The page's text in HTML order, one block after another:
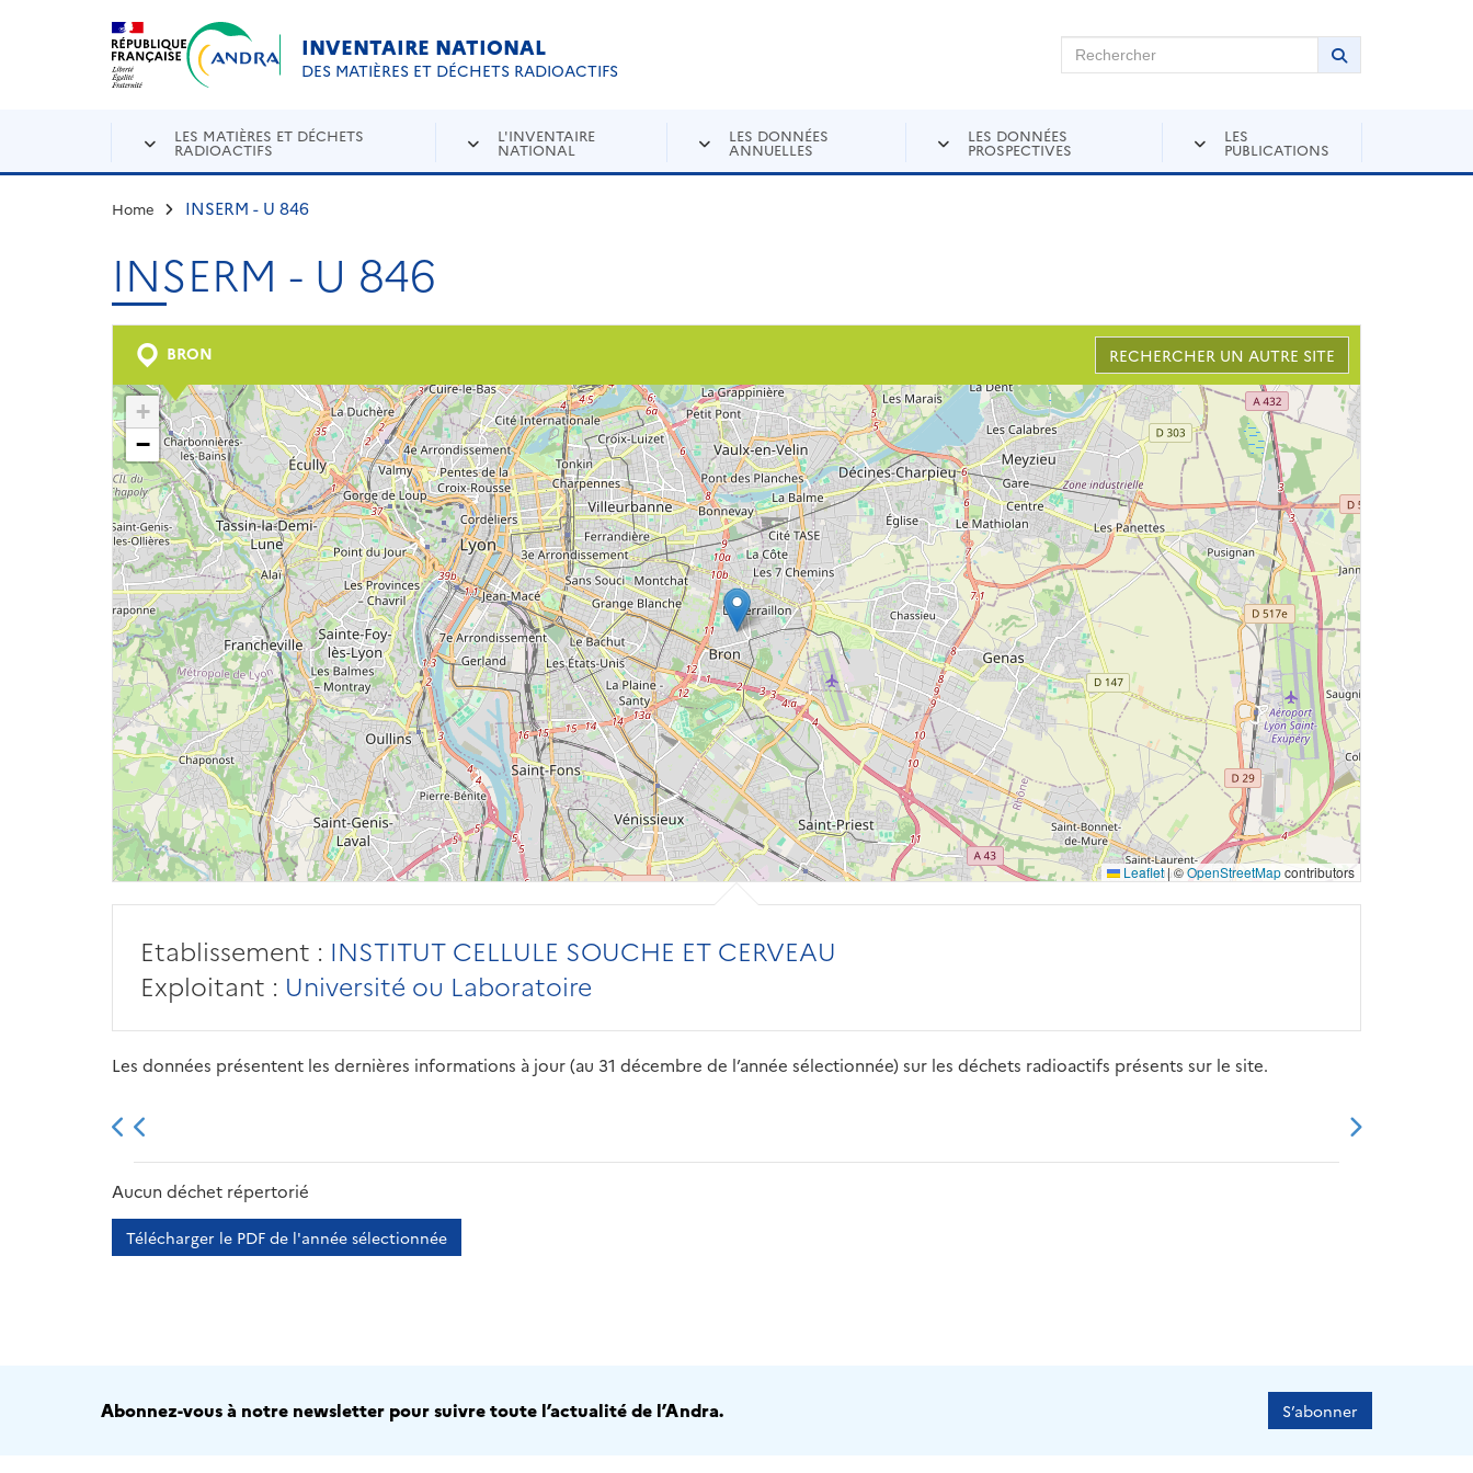
Aller au contenu principal
INVENTAIRE NATIONAL
DES MATIÈRES ET DÉCHETS RADIOACTIFS
Rechercher sur Andra Inventaire Rechercher
Lancer la
LES MATIÈRES ET DÉCHETS
RADIOACTIFS
L'INVENTAIRE
NATIONAL
LES DONNÉES
ANNUELLES
LES DONNÉES
PROSPECTIVES
LES
PUBLICATIONS
Home INSERM - U 846
INSERM - U 846
BRON RECHERCHER UN AUTRE SITE
+
−
Leaflet|©OpenStreetMapcontributors
Etablissement : INSTITUT CELLULE SOUCHE ET CERVEAU
Exploitant : Université ou Laboratoire
Les données présentent les dernières informations à jour (au 31 décembre de l’année sélectionnée) sur les déchets radioactifs présents sur le site.
2013 2014
Aucun déchet répertorié
Télécharger le PDF de l'année sélectionnée
Abonnez-vous à notre newsletter pour suivre toute l’actualité de l’Andra. S’abonner